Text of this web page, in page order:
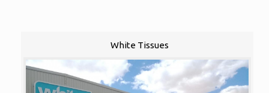
White Tissues